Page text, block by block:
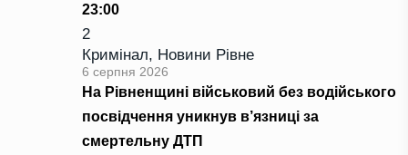
23:00
2
Кримінал, Новини Рівне
6 серпня 2026
На Рівненщині військовий без водійського
посвідчення уникнув в’язниці за
смертельну ДТП